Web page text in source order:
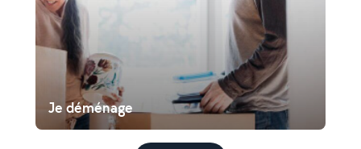
Je déménage